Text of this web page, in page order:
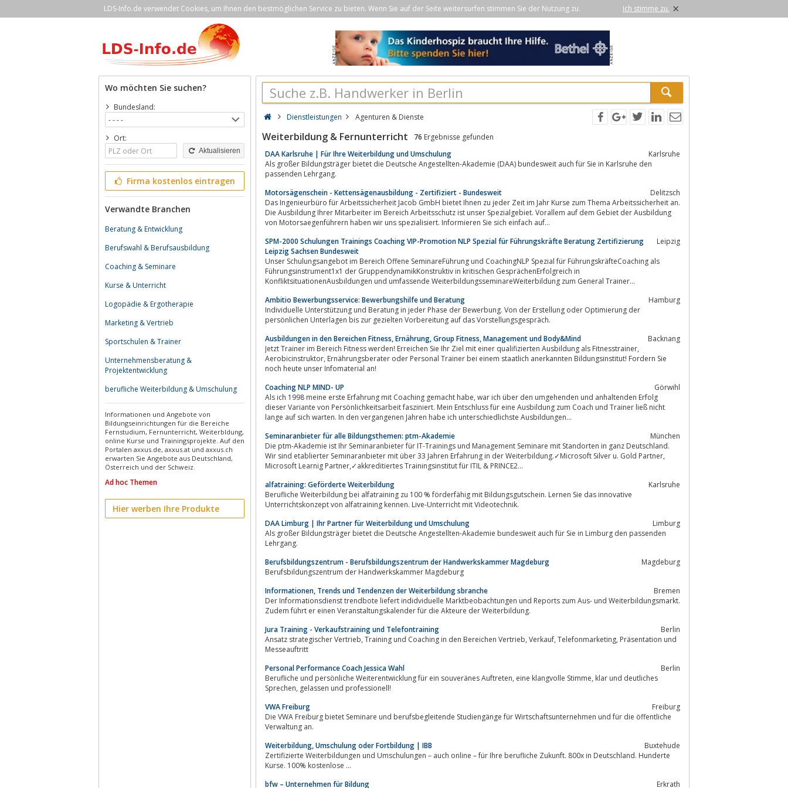
LDS-Info.de verwendet Cookies, um Ihnen den bestmöglichen Service zu bieten. Wenn Sie auf der Seite weitersurfen stimmen Sie der Nutzung zu. Ich stimme zu. ×
Wo möchten Sie suchen?
Bundesland:
Ort:
Aktualisieren
Firma kostenlos eintragen
Verwandte Branchen
Beratung & Entwicklung
Berufswahl & Berufsausbildung
Coaching & Seminare
Kurse & Unterricht
Logopädie & Ergotherapie
Marketing & Vertrieb
Sportschulen & Trainer
Unternehmensberatung &
Projektentwicklung
berufliche Weiterbildung & Umschulung
Informationen und Angebote von
Bildungseinrichtungen für die Bereiche
Fernstudium, Fernunterricht, Weiterbldung,
online Kurse und Trainingsprojekte. Auf den
Portalen axxus.de, axxus.at und axxus.ch
erwarten Sie Angebote aus Deutschland,
Österreich und der Schweiz.
Ad hoc Themen
Hier werben Ihre Produkte
Dienstleistungen Agenturen & Dienste
Weiterbildung & Fernunterricht 76 Ergebnisse gefunden
DAA Karlsruhe | Für Ihre Weiterbildung und Umschulung
Karlsruhe
Als großer Bildungsträger bietet die Deutsche Angestellten-Akademie (DAA) bundesweit auch für Sie in Karlsruhe den
passenden Lehrgang.
Motorsägenschein - Kettensägenausbildung - Zertifiziert - Bundesweit
Delitzsch
Das Ingenieurbüro für Arbeitssicherheit Jacob GmbH bietet Ihnen zu jeder Zeit im Jahr Kurse zum Thema Arbeitssicherheit an.
Die Ausbildung Ihrer Mitarbeiter im Bereich Arbeitsschutz ist unser Spezialgebiet. Vorallem auf dem Gebiet der Ausbildung
von Motorsaegenführern haben wir uns spezialisiert. Informieren Sie sich einfach auf...
SPM-2000 Schulungen Trainings Coaching VIP-Promotion NLP Spezial für Führungskräfte Beratung Zertifizierung
Leipzig Sachsen Bundesweit
Leipzig
Unser Schulungsangebot im Bereich Offene SeminareFührung und CoachingNLP Spezial für FührungskräfteCoaching als
Führungsinstrument1x1 der GruppendynamikKonstruktiv in kritischen GesprächenErfolgreich in
KonfliktsituationenAusbildungen und umfassende WeiterbildungsseminareWeiterbildung zum General Trainer...
Ambitio Bewerbungsservice: Bewerbungshilfe und Beratung
Hamburg
Individuelle Unterstützung und Beratung in jeder Phase der Bewerbung. Von der Erstellung oder Optimierung der
persönlichen Unterlagen bis zur gezielten Vorbereitung auf das Vorstellungsgespräch.
Ausbildungen in den Bereichen Fitness, Ernährung, Group Fitness, Management und Body&Mind
Backnang
Jetzt Trainer im Bereich Fitness werden! Erreichen Sie Ihr Ziel mit einer qualifizierten Ausbildung als Fitnesstrainer,
Aerobicinstruktor, Ernährungsberater oder Personal Trainer bei einem staatlich anerkannten Bildungsinstitut! Fordern Sie
noch heute unser Infomaterial an!
Coaching NLP MIND- UP
Görwihl
Als ich 1998 meine erste Erfahrung mit Coaching gemacht habe, war ich über den umgehenden und anhaltenden Erfolg
dieser Variante von Persönlichkeitsarbeit fasziniert. Mein Entschluss für eine Ausbildung zum Coach und Trainer ließ nicht
lange auf sich warten. In den vergangenen Jahren habe ich unterschiedlichste Ausbildungen...
Seminaranbieter für alle Bildungsthemen: ptm-Akademie
München
Die ptm-Akademie ist Ihr Seminaranbieter für IT-Trainings und Management Seminare mit Standorten in ganz Deutschland.
Wir sind etablierter Seminaranbieter mit über 33 Jahren Erfahrung in der Weiterbildung.✓Microsoft Silver u. Gold Partner,
Microsoft Learnig Partner,✓akkreditiertes Trainingsinstitut für ITIL & PRINCE2...
alfatraining: Geförderte Weiterbildung
Karlsruhe
Berufliche Weiterbildung bei alfatraining zu 100 % förderfähig mit Bildungsgutschein. Lernen Sie das innovative
Unterrichtskonzept von alfatraining kennen. Live-Unterricht mit Videotechnik.
DAA Limburg | Ihr Partner für Weiterbildung und Umschulung
Limburg
Als großer Bildungsträger bietet die Deutsche Angestellten-Akademie bundesweit auch für Sie in Limburg den passenden
Lehrgang.
Berufsbildungszentrum - Berufsbildungszentrum der Handwerkskammer Magdeburg
Magdeburg
Berufsbildungszentrum der Handwerkskammer Magdeburg
Informationen, Trends und Tendenzen der Weiterbildung sbranche
Bremen
Der Informationsdienst trendbote liefert indidviduelle Marktbeobachtungen und Reports zum Aus- und Weiterbildungsmarkt.
Zudem führt er einen Veranstaltungskalender für die Akteure der Weiterbildung.
Jura Training - Verkaufstraining und Telefontraining
Berlin
Ansatz strategischer Vertrieb, Training und Coaching in den Bereichen Vertrieb, Verkauf, Telefonmarketing, Präsentation und
Messeauftritt
Personal Performance Coach Jessica Wahl
Berlin
Berufliche und persönliche Weiterentwicklung für ein souveränes Auftreten, eine klangvolle Stimme, klar und deutliches
Sprechen, gelassen und professionell!
VWA Freiburg
Freiburg
Die VWA Freiburg bietet Seminare und berufsbegleitende Studiengänge für Wirtschaftsunternehmen und für die öffentliche
Verwaltung an.
Weiterbildung, Umschulung oder Fortbildung | IBB
Buxtehude
Zertifizierte Weiterbildungen und Umschulungen – auch online – für Ihre berufliche Zukunft. 800x in Deutschland. Hunderte
Kurse. 100% kostenlose ...
bfw – Unternehmen für Bildung
Erkrath